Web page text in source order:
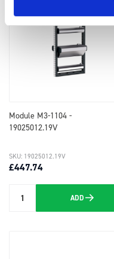
Module M3-1104 -
19025012.19V
£447.74
SKU: 19025012.19V
Quantity ADD